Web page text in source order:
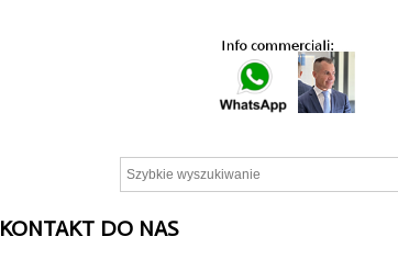
KONTAKT DO NAS